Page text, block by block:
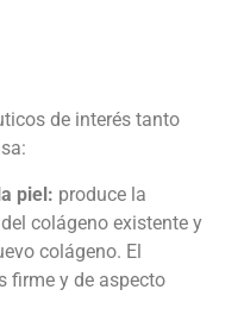
de interés tanto
piel: produce la
colágeno existente y
colágeno. El
firme y de aspecto